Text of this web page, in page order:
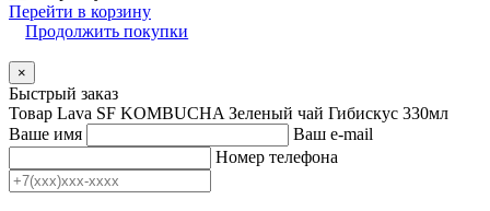
Перейти в корзину
Продолжить покупки
×
Быстрый заказ
Товар Lava SF KOMBUCHA Зеленый чай Гибискус 330мл
Ваше имя
Ваш e-mail
Номер телефона